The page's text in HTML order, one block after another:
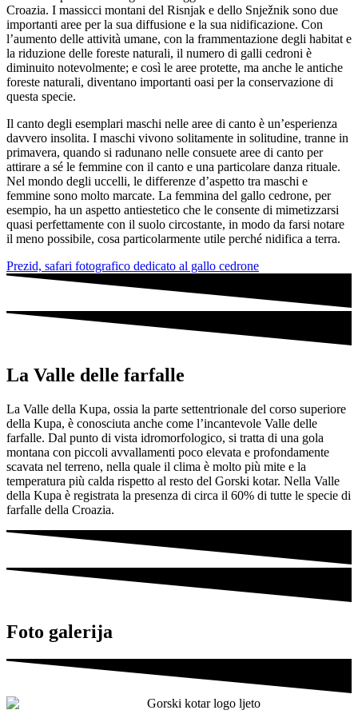
Croazia. I massicci montani del Risnjak e dello Snježnik sono due
importanti aree per la sua diffusione e la sua nidificazione. Con
l’aumento delle attività umane, con la frammentazione degli habitat e
la riduzione delle foreste naturali, il numero di galli cedroni è
diminuito notevolmente; e così le aree protette, ma anche le antiche
foreste naturali, diventano importanti oasi per la conservazione di
questa specie.
Il canto degli esemplari maschi nelle aree di canto è un’esperienza
davvero insolita. I maschi vivono solitamente in solitudine, tranne in
primavera, quando si radunano nelle consuete aree di canto per
attirare a sé le femmine con il canto e una particolare danza rituale.
Nel mondo degli uccelli, le differenze d’aspetto tra maschi e
femmine sono molto marcate. La femmina del gallo cedrone, per
esempio, ha un aspetto antiestetico che le consente di mimetizzarsi
quasi perfettamente con il suolo circostante, in modo da farsi notare
il meno possibile, cosa particolarmente utile perché nidifica a terra.
Prezid, safari fotografico dedicato al gallo cedrone
La Valle delle farfalle
La Valle della Kupa, ossia la parte settentrionale del corso superiore
della Kupa, è conosciuta anche come l’incantevole Valle delle
farfalle. Dal punto di vista idromorfologico, si tratta di una gola
montana con piccoli avvallamenti poco elevata e profondamente
scavata nel terreno, nella quale il clima è molto più mite e la
temperatura più calda rispetto al resto del Gorski kotar. Nella Valle
della Kupa è registrata la presenza di circa il 60% di tutte le specie di
farfalle della Croazia.
Foto galerija